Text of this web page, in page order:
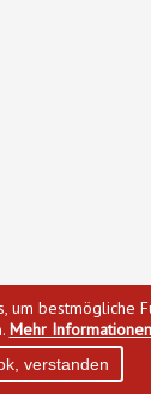
um bestmögliche
Mehr Informationen
verstanden